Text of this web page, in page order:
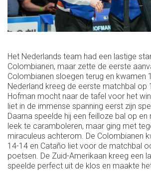
Het Nederlands team had een lastige
Colombianen, maar zette de eerste
Colombianen sloegen terug en kwamen
Nederland kreeg de eerste matchbal op
Hofman mocht naar de tafel voor het
liet in de immense spanning eerst zijn
Daarna speelde hij een feilloze bal op en
leek te caramboleren, maar ging met
miraculeus achterom. De Colombianen
14-14 en Cataño liet voor de matchbal
poetsen. De Zuid-Amerikaan kreeg een
speelde perfect uit de klos en maakte